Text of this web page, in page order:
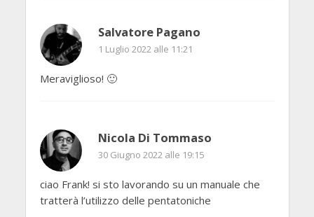
Salvatore Pagano
1 Luglio 2022 alle 11:21
Meraviglioso! 🙂
Nicola Di Tommaso
30 Giugno 2022 alle 19:15
ciao Frank! si sto lavorando su un manuale che
tratterà l’utilizzo delle pentatoniche